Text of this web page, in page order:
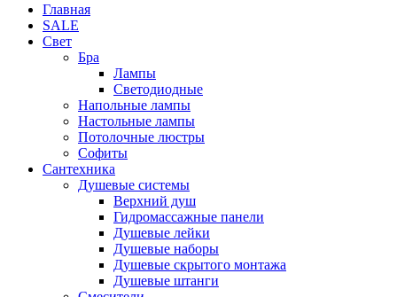
Главная
SALE
Свет
Бра
Лампы
Светодиодные
Напольные лампы
Настольные лампы
Потолочные люстры
Софиты
Сантехника
Душевые системы
Верхний душ
Гидромассажные панели
Душевые лейки
Душевые наборы
Душевые скрытого монтажа
Душевые штанги